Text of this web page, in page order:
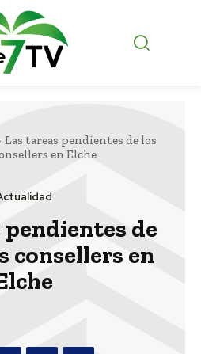
Las tareas pendientes de los
en Elche
pendientes de
consellers en